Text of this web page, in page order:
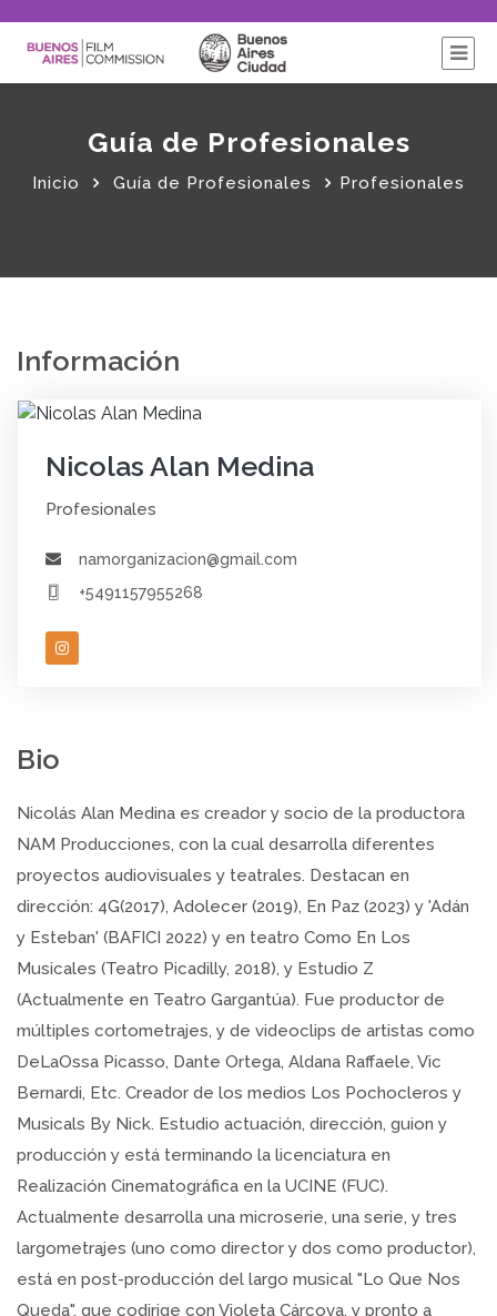
Guía de Profesionales
Inicio Guía de Profesionales Profesionales
Información
Nicolas Alan Medina
Profesionales
namorganizacion@gmail.com
+5491157955268
Bio
Nicolás Alan Medina es creador y socio de la productora
NAM Producciones, con la cual desarrolla diferentes
proyectos audiovisuales y teatrales. Destacan en
dirección: 4G(2017), Adolecer (2019), En Paz (2023) y 'Adán
y Esteban' (BAFICI 2022) y en teatro Como En Los
Musicales (Teatro Picadilly, 2018), y Estudio Z
(Actualmente en Teatro Gargantúa). Fue productor de
múltiples cortometrajes, y de videoclips de artistas como
DeLaOssa Picasso, Dante Ortega, Aldana Raffaele, Vic
Bernardi, Etc. Creador de los medios Los Pochocleros y
Musicals By Nick. Estudio actuación, dirección, guion y
producción y está terminando la licenciatura en
Realización Cinematográfica en la UCINE (FUC).
Actualmente desarrolla una microserie, una serie, y tres
largometrajes (uno como director y dos como productor),
está en post-producción del largo musical "Lo Que Nos
Queda", que codirige con Violeta Cárcova, y pronto a